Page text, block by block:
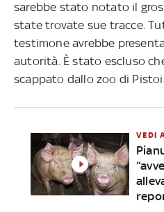
sarebbe stato notato il
state trovate sue tracce.
testimone avrebbe
autorità. È stato escluso
scappato dallo zoo di
VEDI